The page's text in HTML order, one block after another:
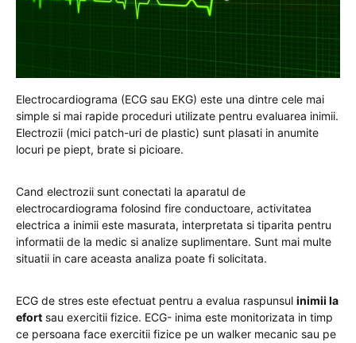
Electrocardiograma (ECG sau EKG) este una dintre cele mai
simple si mai rapide proceduri utilizate pentru evaluarea inimii.
Electrozii (mici patch-uri de plastic) sunt plasati in anumite
locuri pe piept, brate si picioare.
Cand electrozii sunt conectati la aparatul de
electrocardiograma folosind fire conductoare, activitatea
electrica a inimii este masurata, interpretata si tiparita pentru
informatii de la medic si analize suplimentare. Sunt mai multe
situatii in care aceasta analiza poate fi solicitata.
ECG de stres este efectuat pentru a evalua raspunsul inimii la
efort sau exercitii fizice. ECG- inima este monitorizata in timp
ce persoana face exercitii fizice pe un walker mecanic sau pe